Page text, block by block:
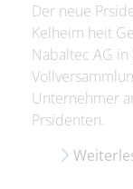
Der neue
Kelheim heit
Nabaltec AG
Unternehmer
Prsidenten.